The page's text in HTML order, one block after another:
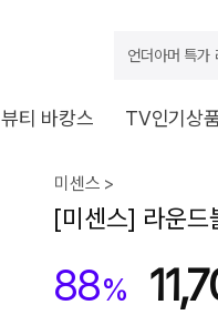
언더아머 특가
뷰티 바캉스 TV인기상
미센스 >
[미센스] 라운
88%